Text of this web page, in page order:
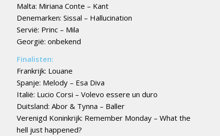
Malta: Miriana Conte – Kant
Denemarken: Sissal – Hallucination
Servië: Princ – Mila
Georgië: onbekend
Finalisten:
Frankrijk: Louane
Spanje: Melody – Esa Diva
Italië: Lucio Corsi – Volevo essere un duro
Duitsland: Abor & Tynna – Baller
Verenigd Koninkrijk: Remember Monday – What the
hell just happened?